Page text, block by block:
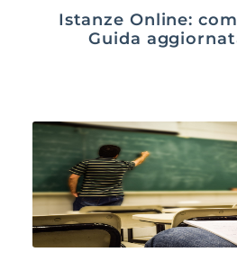
Istanze Online:
Guida